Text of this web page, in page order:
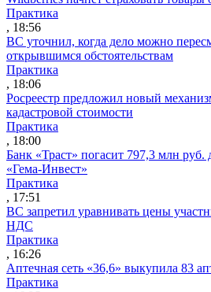
Практика
, 18:56
ВС уточнил, когда дело можно
открывшимся обстоятельствам
Практика
, 18:06
Росреестр предложил новый
кадастровой стоимости
Практика
, 18:00
Банк «Траст» погасит 797,3 млн
«Гема-Инвест»
Практика
, 17:51
ВС запретил уравнивать цены
НДС
Практика
, 16:26
Аптечная сеть «36,6» выкупила 83
Практика